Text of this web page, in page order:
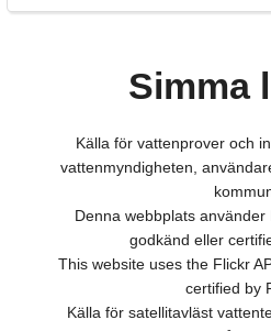
Simma
Källa för vattenprover och
vattenmyndigheten,
Denna webbplats använder
godkänd eller
This website uses the Flickr
certified by
Källa för satellitavläst